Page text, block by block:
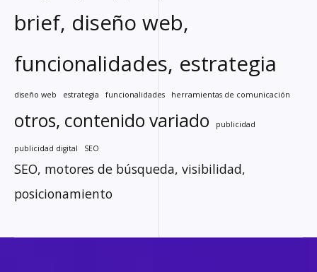
brief, diseño web,
funcionalidades, estrategia
diseño web estrategia funcionalidades herramientas de comunicación
otros, contenido variado publicidad
publicidad digital SEO
SEO, motores de búsqueda, visibilidad,
posicionamiento